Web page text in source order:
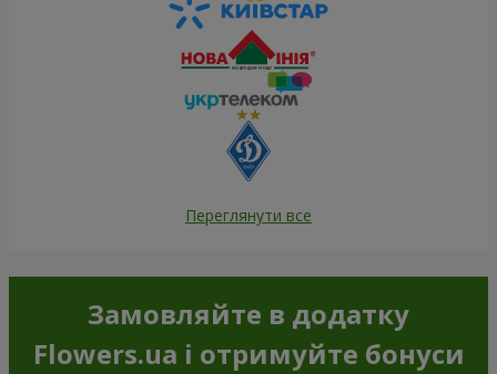
Переглянути все
Замовляйте в додатку
Flowers.ua і отримуйте бонуси